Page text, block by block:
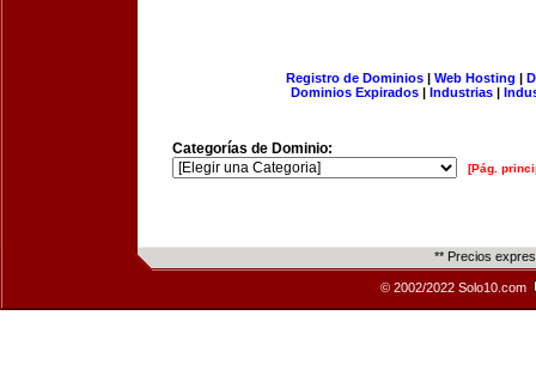
Registro de Dominios| Web Hosting |
Dominios Expirados | Industrias |
Categorías de Dominio:
[Pág.
** Precios
© 2002/2022 Solo10.com